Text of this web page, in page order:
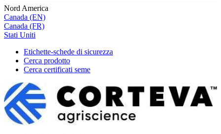
Nord America
Canada (EN)
Canada (FR)
Stati Uniti
Etichette-schede di sicurezza
Cerca prodotto
Cerca certificati seme